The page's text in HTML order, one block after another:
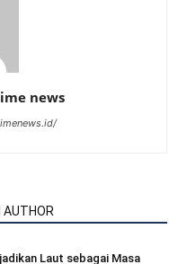
news
AUTHOR
Laut sebagai Masa